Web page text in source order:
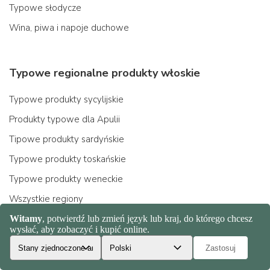
Typowe słodycze
Wina, piwa i napoje duchowe
Typowe regionalne produkty włoskie
Typowe produkty sycylijskie
Produkty typowe dla Apulii
Tipowe produkty sardyńskie
Typowe produkty toskańskie
Typowe produkty weneckie
Wszystkie regiony
Włączający smak
Prezenty świąteczne